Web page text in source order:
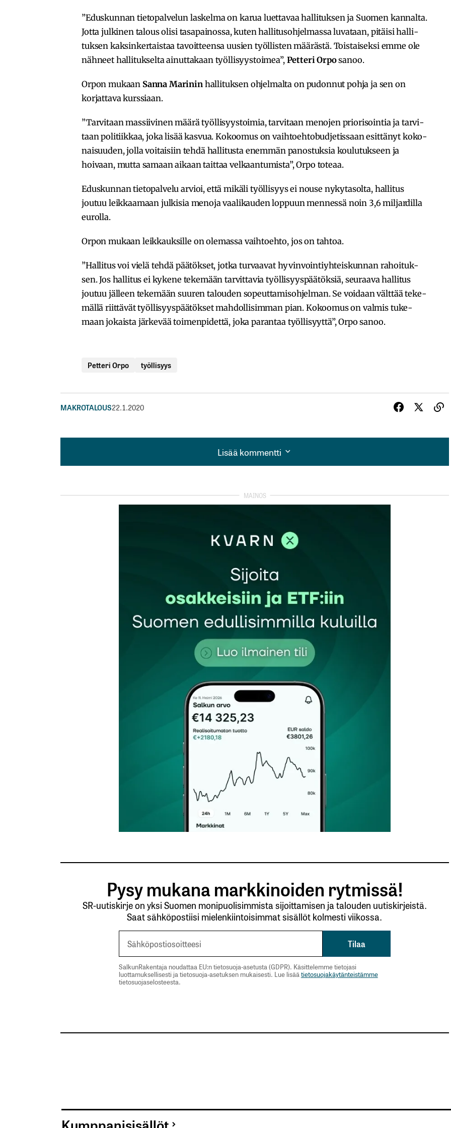
”Edus­kun­nan tieto­pal­ve­lun laskelma on karua luet­ta­vaa halli­tuk­sen ja Suomen kannalta.
Jotta julki­nen talous olisi tasa­pai­nossa, kuten halli­tus­oh­jel­massa luva­taan, pitäisi halli­
tuk­sen kaksin­ker­tais­taa tavoit­teensa uusien työl­lis­ten määrästä. Tois­tai­seksi emme ole
nähneet halli­tuk­selta ainut­ta­kaan työl­li­syys­toi­mea”, Petteri Orposanoo.
Orpon mukaan Sanna Marinin halli­tuk­sen ohjel­malta on pudon­nut pohja ja sen on
korjat­tava kurs­si­aan.
”Tarvi­taan massii­vi­nen määrä työl­li­syys­toi­mia, tarvi­taan meno­jen prio­ri­soin­tia ja tarvi­
taan poli­tiik­kaa, joka lisää kasvua. Kokoo­mus on vaih­toeh­to­bud­je­tis­saan esit­tä­nyt koko­
nai­suu­den, jolla voitai­siin tehdä halli­tusta enem­män panos­tuk­sia koulu­tuk­seen ja
hoivaan, mutta samaan aikaan tait­taa velkaan­tu­mista”, Orpo toteaa.
Edus­kun­nan tieto­pal­velu arvioi, että mikäli työl­li­syys ei nouse nyky­ta­solta, halli­tus
joutuu leik­kaa­maan julki­sia menoja vaali­kau­den loppuun mennessä noin 3,6 miljar­dilla
eurolla.
Orpon mukaan leikkauksille on olemassa vaihtoehto, jos on tahtoa.
”Halli­tus voi vielä tehdä päätök­set, jotka turvaa­vat hyvin­voin­tiyh­teis­kun­nan rahoi­tuk­
sen. Jos halli­tus ei kykene teke­mään tarvit­ta­via työl­li­syys­pää­tök­siä, seuraava halli­tus
joutuu jälleen teke­mään suuren talou­den sopeut­ta­mis­oh­jel­man. Se voidaan vält­tää teke­
mällä riit­tä­vät työl­li­syys­pää­tök­set mahdol­li­sim­man pian. Kokoo­mus on valmis tuke­
maan jokaista järke­vää toimen­pi­dettä, joka paran­taa työl­li­syyttä”, Orpo sanoo.
Petteri Orpo työllisyys
MAKROTALOUS22.1.2020
Lisää kommentti
Lisää kommentti
Sähköpostiosoitteesi
Tilaa SalkunRakentajan uutiskirje
Pysy mukana markkinoiden rytmissä!
SR-uutiskirje on yksi Suomen monipuolisimmista sijoittamisen ja talouden uutiskirjeistä.
Saat sähköpostiisi mielenkiintoisimmat sisällöt kolmesti viikossa.
SalkunRakentaja noudattaa EU:n tietosuoja-asetusta (GDPR). Käsittelemme tietojasi
luottamuksellisesti ja tietosuoja-asetuksen mukaisesti. Lue lisäätietosuojakäytänteistämme
tietosuojaselosteesta.